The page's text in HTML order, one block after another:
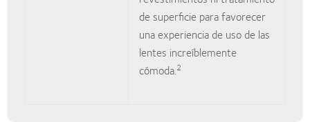
de superficie para favorecer
una experiencia de uso de las
lentes increíblemente
cómoda.2